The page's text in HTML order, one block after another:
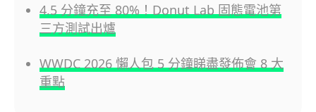
4.5 分鐘充至 80%！Donut Lab 固態電池第
三方測試出爐
WWDC 2026 懶人包 5 分鐘睇盡發佈會 8 大
重點